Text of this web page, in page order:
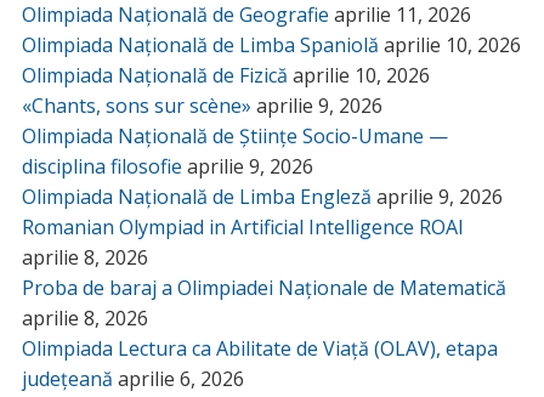
Olimpiada Națională de Geografie aprilie 11, 2026
Olimpiada Națională de Limba Spaniolă aprilie 10, 2026
Olimpiada Națională de Fizică aprilie 10, 2026
«Chants, sons sur scène» aprilie 9, 2026
Olimpiada Națională de Științe Socio-Umane —
disciplina filosofie aprilie 9, 2026
Olimpiada Națională de Limba Engleză aprilie 9, 2026
Romanian Olympiad in Artificial Intelligence ROAI
aprilie 8, 2026
Proba de baraj a Olimpiadei Naționale de Matematică
aprilie 8, 2026
Olimpiada Lectura ca Abilitate de Viață (OLAV), etapa
județeană aprilie 6, 2026